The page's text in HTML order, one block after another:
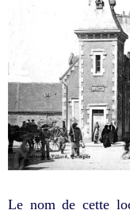
Le nom de cette